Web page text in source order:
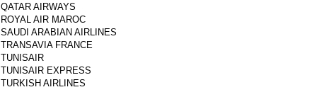
QATAR AIRWAYS
ROYAL AIR MAROC
SAUDI ARABIAN AIRLINES
TRANSAVIA FRANCE
TUNISAIR
TUNISAIR EXPRESS
TURKISH AIRLINES